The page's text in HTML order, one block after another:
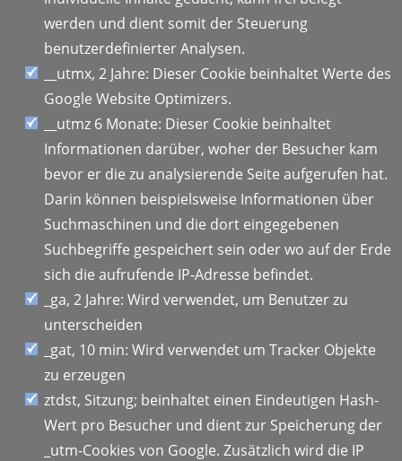
werden und dient somit der Steuerung
benutzerdefinierter Analysen.
__utmx, 2 Jahre: Dieser Cookie beinhaltet Werte des
Google Website Optimizers.
__utmz 6 Monate: Dieser Cookie beinhaltet
Informationen darüber, woher der Besucher kam
bevor er die zu analysierende Seite aufgerufen hat.
Darin können beispielsweise Informationen über
Suchmaschinen und die dort eingegebenen
Suchbegriffe gespeichert sein oder wo auf der Erde
sich die aufrufende IP-Adresse befindet.
_ga, 2 Jahre: Wird verwendet, um Benutzer zu
unterscheiden
_gat, 10 min: Wird verwendet um Tracker Objekte
zu erzeugen
ztdst, Sitzung; beinhaltet einen Eindeutigen Hash-
Wert pro Besucher und dient zur Speicherung der
_utm-Cookies von Google. Zusätzlich wird die IP